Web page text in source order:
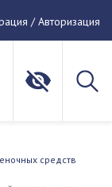
/ Авторизация
средств